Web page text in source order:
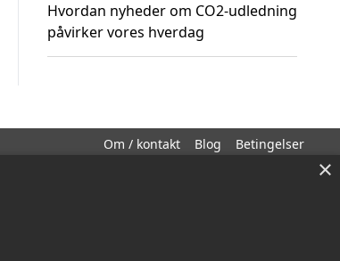
Hvordan nyheder om CO2-udledning
påvirker vores hverdag
Om / kontakt Blog Betingelser
×